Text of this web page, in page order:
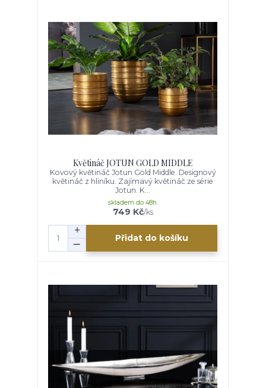
Květináč JOTUN GOLD MIDDLE
Kovový květináč Jotun Gold Middle. Designový
květináč z hliníku. Zajímavý květináč ze série
Jotun. K...
749 Kč/ks
skladem do 48h.
Přidat do košíku